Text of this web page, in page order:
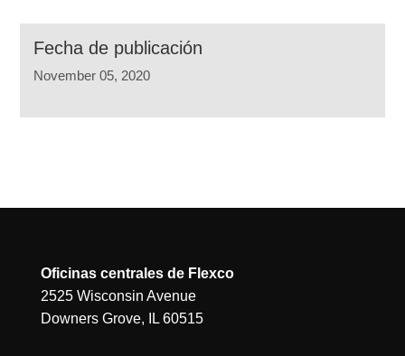
Fecha de publicación
November 05, 2020
Oficinas centrales de Flexco
2525 Wisconsin Avenue
Downers Grove, IL 60515